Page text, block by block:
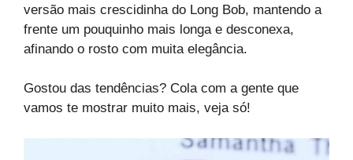
versão mais crescidinha do Long Bob, mantendo a
frente um pouquinho mais longa e desconexa,
afinando o rosto com muita elegância.
Gostou das tendências? Cola com a gente que
vamos te mostrar muito mais, veja só!